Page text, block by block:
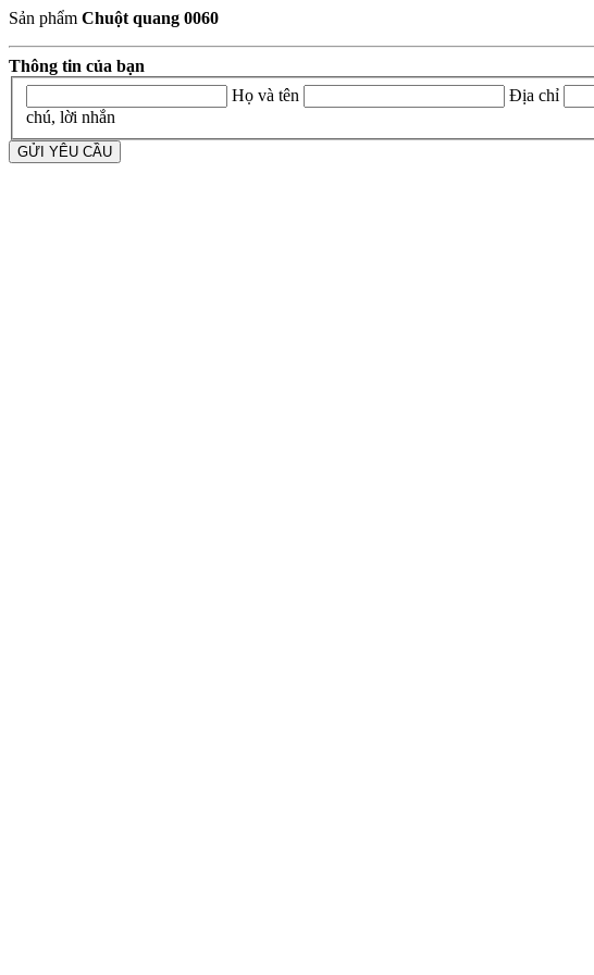
Sản phẩm Chuột quang 0060
Thông tin của bạn
Họ và tên
Địa chỉ
chú, lời nhắn
GỬI YÊU CẦU